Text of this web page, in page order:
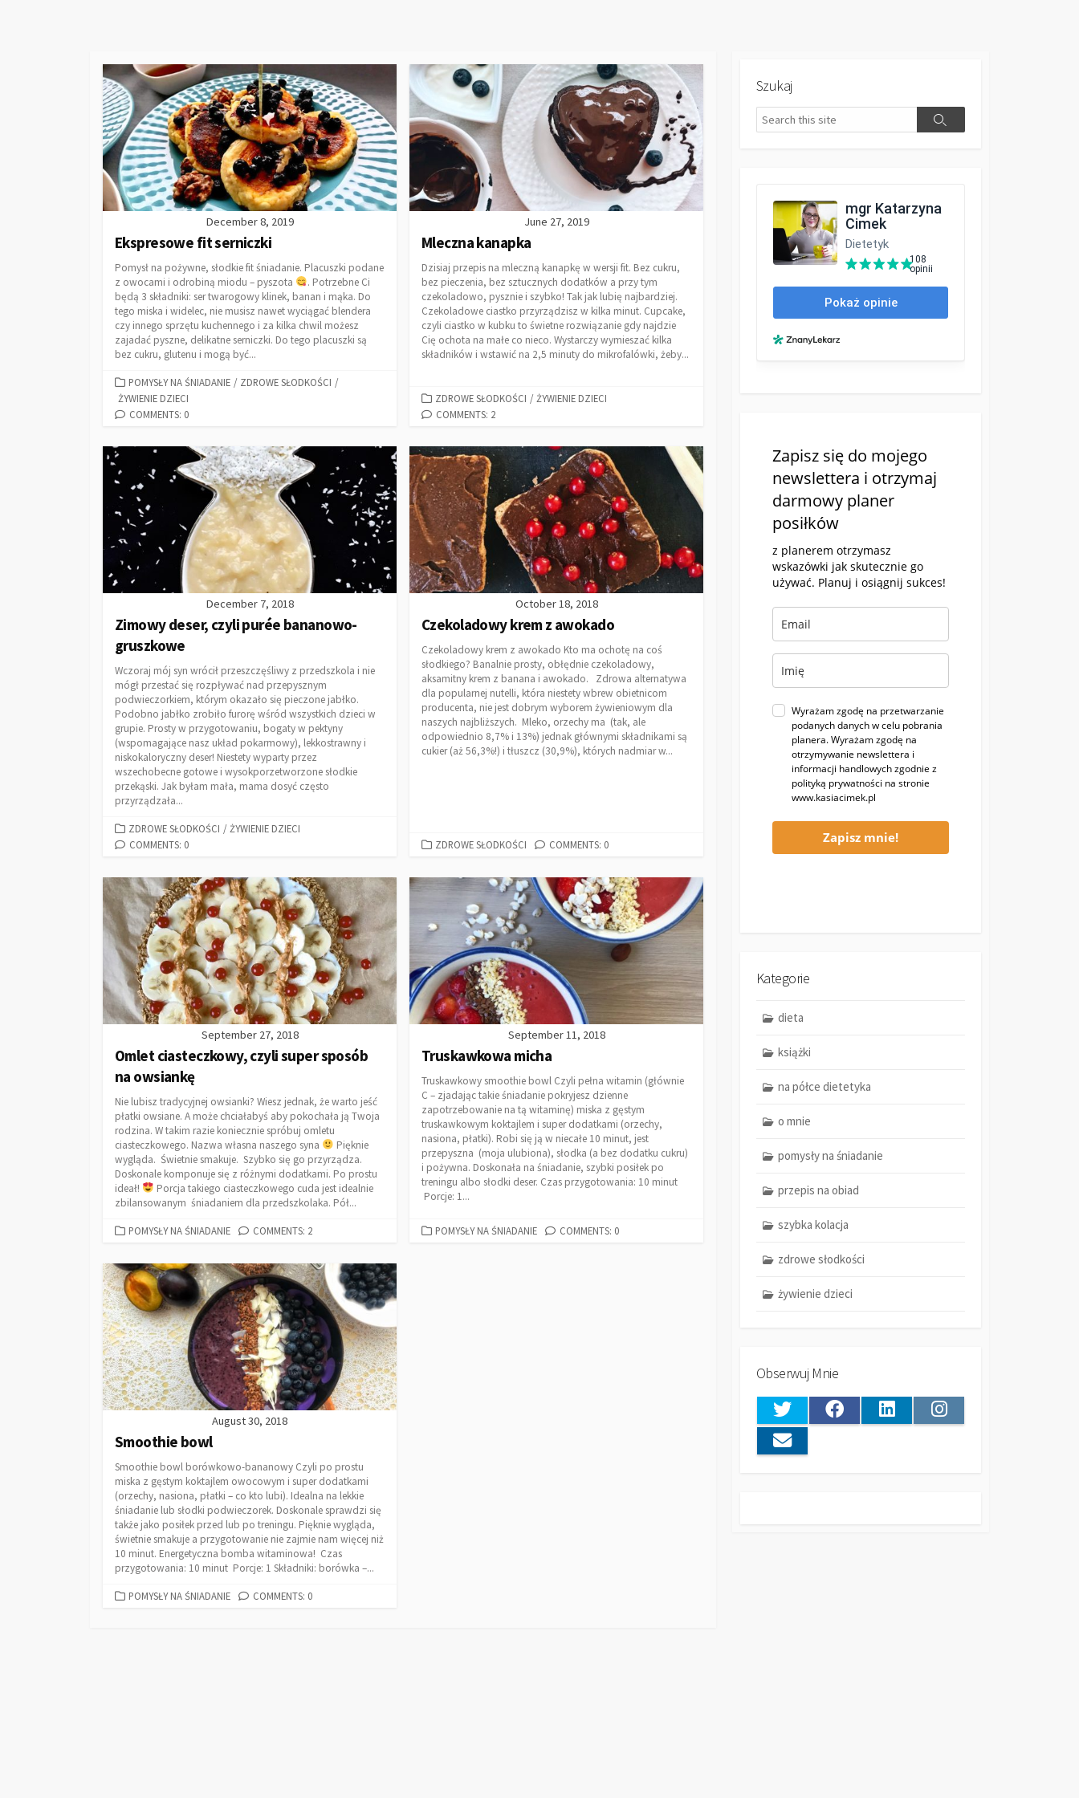
December 8, 2019
Ekspresowe fit serniczki
Pomysł na pożywne, słodkie fit śniadanie. Placuszki podane
z owocami i odrobiną miodu – pyszota
. Potrzebne Ci
będą 3 składniki: ser twarogowy klinek, banan i mąka. Do
tego miska i widelec, nie musisz nawet wyciągać blendera
czy innego sprzętu kuchennego i za kilka chwil możesz
zajadać pyszne, delikatne serniczki. Do tego placuszki są
bez cukru, glutenu i mogą być...
POMYSŁY NA ŚNIADANIE / ZDROWE SŁODKOŚCI /
ŻYWIENIE DZIECI
COMMENTS: 0
June 27, 2019
Mleczna kanapka
Dzisiaj przepis na mleczną kanapkę w wersji fit. Bez cukru,
bez pieczenia, bez sztucznych dodatków a przy tym
czekoladowo, pysznie i szybko! Tak jak lubię najbardziej.
Czekoladowe ciastko przyrządzisz w kilka minut. Cupcake,
czyli ciastko w kubku to świetne rozwiązanie gdy najdzie
Cię ochota na małe co nieco. Wystarczy wymieszać kilka
składników i wstawić na 2,5 minuty do mikrofalówki, żeby...
ZDROWE SŁODKOŚCI / ŻYWIENIE DZIECI
COMMENTS: 2
December 7, 2018
Zimowy deser, czyli purée bananowo-
gruszkowe
Wczoraj mój syn wrócił przeszczęśliwy z przedszkola i nie
mógł przestać się rozpływać nad przepysznym
podwieczorkiem, którym okazało się pieczone jabłko.
Podobno jabłko zrobiło furorę wśród wszystkich dzieci w
grupie. Prosty w przygotowaniu, bogaty w pektyny
(wspomagające nasz układ pokarmowy), lekkostrawny i
niskokaloryczny deser! Niestety wyparty przez
wszechobecne gotowe i wysokporzetworzone słodkie
przekąski. Jak byłam mała, mama dosyć często
przyrządzała...
ZDROWE SŁODKOŚCI / ŻYWIENIE DZIECI
COMMENTS: 0
October 18, 2018
Czekoladowy krem z awokado
Czekoladowy krem z awokado Kto ma ochotę na coś
słodkiego? Banalnie prosty, obłędnie czekoladowy,
aksamitny krem z banana i awokado. Zdrowa alternatywa
dla popularnej nutelli, która niestety wbrew obietnicom
producenta, nie jest dobrym wyborem żywieniowym dla
naszych najbliższych. Mleko, orzechy ma (tak, ale
odpowiednio 8,7% i 13%) jednak głównymi składnikami są
cukier (aż 56,3%!) i tłuszcz (30,9%), których nadmiar w...
ZDROWE SŁODKOŚCI COMMENTS: 0
September 27, 2018
Omlet ciasteczkowy, czyli super sposób
na owsiankę
Nie lubisz tradycyjnej owsianki? Wiesz jednak, że warto jeść
płatki owsiane. A może chciałabyś aby pokochała ją Twoja
rodzina. W takim razie koniecznie spróbuj omletu
ciasteczkowego. Nazwa własna naszego syna
Pięknie
wygląda. Świetnie smakuje. Szybko się go przyrządza.
Doskonale komponuje się z różnymi dodatkami. Po prostu
ideał!
Porcja takiego ciasteczkowego cuda jest idealnie
zbilansowanym śniadaniem dla przedszkolaka. Pół...
POMYSŁY NA ŚNIADANIE COMMENTS: 2
September 11, 2018
Truskawkowa micha
Truskawkowy smoothie bowl Czyli pełna witamin (głównie
C – zjadając takie śniadanie pokryjesz dzienne
zapotrzebowanie na tą witaminę) miska z gęstym
truskawkowym koktajlem i super dodatkami (orzechy,
nasiona, płatki). Robi się ją w niecałe 10 minut, jest
przepyszna (moja ulubiona), słodka (a bez dodatku cukru)
i pożywna. Doskonała na śniadanie, szybki posiłek po
treningu albo słodki deser. Czas przygotowania: 10 minut
Porcje: 1...
POMYSŁY NA ŚNIADANIE COMMENTS: 0
August 30, 2018
Smoothie bowl
Smoothie bowl borówkowo-bananowy Czyli po prostu
miska z gęstym koktajlem owocowym i super dodatkami
(orzechy, nasiona, płatki – co kto lubi). Idealna na lekkie
śniadanie lub słodki podwieczorek. Doskonale sprawdzi się
także jako posiłek przed lub po treningu. Pięknie wygląda,
świetnie smakuje a przygotowanie nie zajmie nam więcej niż
10 minut. Energetyczna bomba witaminowa! Czas
przygotowania: 10 minut Porcje: 1 Składniki: borówka –...
POMYSŁY NA ŚNIADANIE COMMENTS: 0
Szukaj
Zapisz się do mojego
newslettera i otrzymaj
darmowy planer
posiłków
z planerem otrzymasz
wskazówki jak skutecznie go
używać. Planuj i osiągnij sukces!
Wyrażam zgodę na przetwarzanie
podanych danych w celu pobrania
planera. Wyrażam zgodę na
otrzymywanie newslettera i
informacji handlowych zgodnie z
polityką prywatności na stronie
www.kasiacimek.pl
Zapisz mnie!
Kategorie
dieta
książki
na półce dietetyka
o mnie
pomysły na śniadanie
przepis na obiad
szybka kolacja
zdrowe słodkości
żywienie dzieci
Obserwuj Mnie